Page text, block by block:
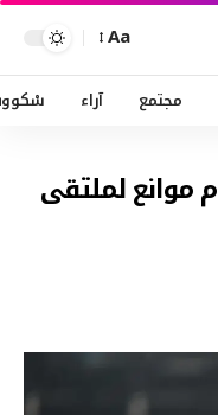
Aa
مجتمع آراء
البقالي يفوز بسباق 3000 م موانع لملتقى